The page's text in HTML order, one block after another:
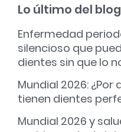
Lo último del blog
Enfermedad
silencioso que
dientes sin que lo
Mundial 2026:
tienen dientes
Mundial 2026 y